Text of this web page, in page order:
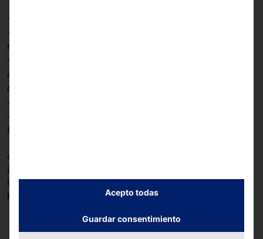
- Interfaz fácil de usar y autoexplicativa
- Solución personalizada, adaptada a los requisitos
respectivos de las distintas empresas regionales
- Gran aceptación por parte de los clientes gracias a la
aceleración del proceso de pago y a una mayor
comodidad para el cliente.
- Colas más cortas, menos compras abandonadas
- Aprovechamiento óptimo del espacio gracias al
formato reducido
¿Desea obtener más información sobre nuestra
¡Inscríbase en nuestro Solution Stream en el marco de
los EHI Innovations Days el 18 de marzo a las 14:00
horas!
Acepto todas
Guardar consentimiento